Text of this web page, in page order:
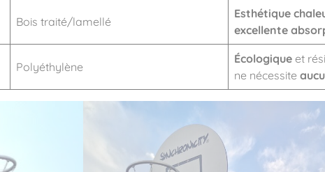
Bois traité/lamellé
Esthétique
excellente
Polyéthylène
Écologique et
ne nécessite